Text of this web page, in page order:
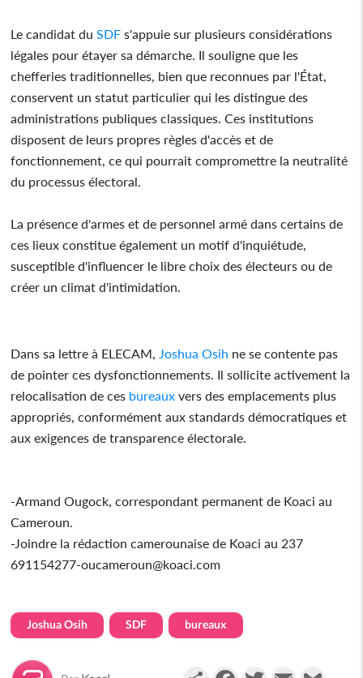
Le candidat du SDF s'appuie sur plusieurs considérations
légales pour étayer sa démarche. Il souligne que les
chefferies traditionnelles, bien que reconnues par l'État,
conservent un statut particulier qui les distingue des
administrations publiques classiques. Ces institutions
disposent de leurs propres règles d'accès et de
fonctionnement, ce qui pourrait compromettre la neutralité
du processus électoral.
La présence d'armes et de personnel armé dans certains de
ces lieux constitue également un motif d'inquiétude,
susceptible d'influencer le libre choix des électeurs ou de
créer un climat d'intimidation.
Dans sa lettre à ELECAM, Joshua Osih ne se contente pas
de pointer ces dysfonctionnements. Il sollicite activement la
relocalisation de ces bureaux vers des emplacements plus
appropriés, conformément aux standards démocratiques et
aux exigences de transparence électorale.
-Armand Ougock, correspondant permanent de Koaci au
Cameroun.
-Joindre la rédaction camerounaise de Koaci au 237
691154277-oucameroun@koaci.com
Joshua Osih SDF bureaux
PartagerFacebookTwitterEmail